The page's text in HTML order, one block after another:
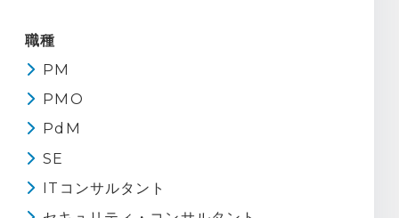
職種
PM
PMO
PdM
SE
ITコンサルタント